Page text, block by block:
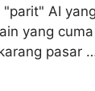
AI
yang
pasar